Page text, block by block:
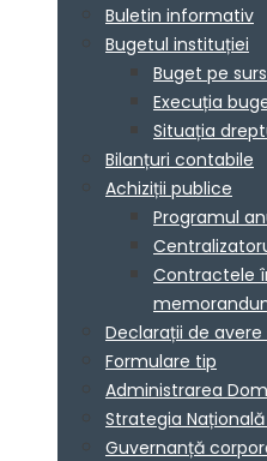
Buletin informativ
Bugetul instituției
Buget pe
Execuția
Situația
Bilanțuri contabile
Achiziții publice
Programul
Contractele
Declarații de
Formulare tip
Administrarea
Strategia
Guvernanță